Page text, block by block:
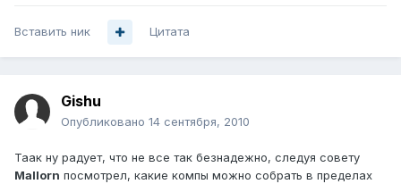
Вставить ник Цитата
Gishu
Опубликовано 14 сентября, 2010
Таак ну радует, что не все так безнадежно, следуя совету
Mallorn посмотрел, какие компы можно собрать в пределах